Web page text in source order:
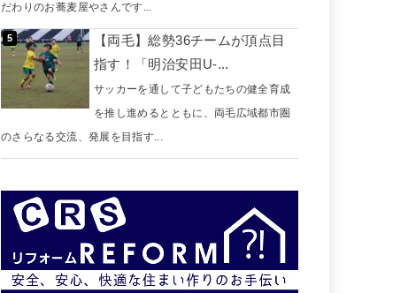
だわりのお蕎麦屋やさんです...
【両毛】総勢36チームが頂点目
指す！「明治安田U-...
サッカーを通して子どもたちの健全育成
を推し進めるとともに、両毛広域都市圏
のさらなる交流、発展を目指す...